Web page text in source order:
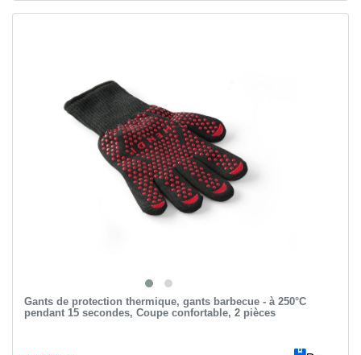
Gants de protection thermique, gants barbecue - à 250°C
pendant 15 secondes, Coupe confortable, 2 pièces